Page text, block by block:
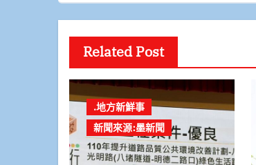
Related Post
.地方新鮮事
新聞來源:墨新聞